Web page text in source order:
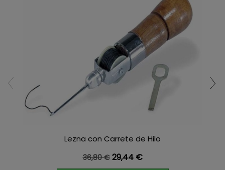
Lezna con Carrete de Hilo
Precio base
36,80 € Precio
29,44 €